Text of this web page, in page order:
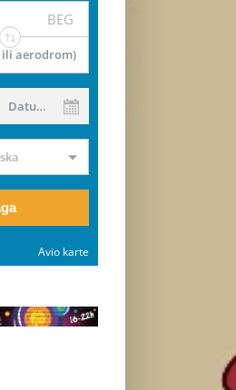
BEG
ili aerodrom)
Datum do
Avio karte